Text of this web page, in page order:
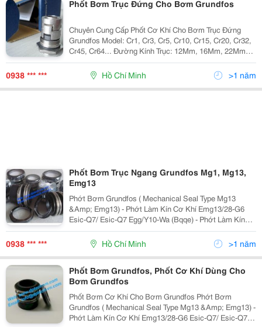
Phốt Bơm Trục Đứng Cho Bơm Grundfos
Chuyên Cung Cấp Phốt Cơ Khí Cho Bơm Trục Đứng
Grundfos Model: Cr1, Cr3, Cr5, Cr10, Cr15, Cr20, Cr32,
Cr45, Cr64... Đường Kính Trục: 12Mm, 16Mm, 22Mm
Vật Liệu: Sic/Sic/Epdm Or Sic/Sic/Viton Hqqe, Hqqv Dp
Technical Co., Ltd Di Động: 0938...
0938 *** *** Hồ Chí Minh >1 năm
Phốt Bơm Trục Ngang Grundfos Mg1, Mg13,
Emg13
Phớt Bơm Grundfos ( Mechanical Seal Type Mg13
&Amp; Emg13) - Phớt Làm Kín Cơ Khí Emg13/28-G6
Esic-Q7/ Esic-Q7 Egg/Y10-Wa (Bqqe) - Phớt Làm Kín
Cơ Khí Emg13/38-G6 Esic-Q7/ Esic-Q7 Egg/Y10-Wa
(Bqqe) - Phớt Làm Kín Cơ Khí Emg13/48-G6 Esic-Q7/...
0938 *** *** Hồ Chí Minh >1 năm
Phốt Bơm Grundfos, Phốt Cơ Khí Dùng Cho
Bơm Grundfos
Phốt Bơm Cơ Khí Cho Bơm Grundfos Phớt Bơm
Grundfos ( Mechanical Seal Type Mg13 &Amp; Emg13) -
Phớt Làm Kín Cơ Khí Emg13/28-G6 Esic-Q7/ Esic-Q7